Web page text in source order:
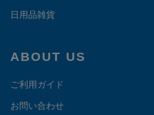
日用品雑貨
ABOUT US
ご利用ガイド
お問い合わせ